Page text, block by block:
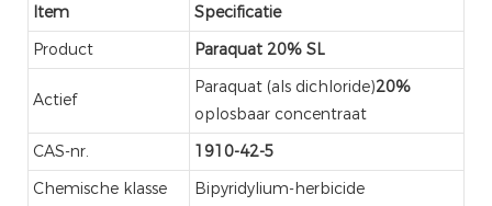
Item
Specificatie
Product
Paraquat 20% SL
Actief
Paraquat (als dichloride)20%
oplosbaar concentraat
CAS-nr.
1910-42-5
Chemische klasse
Bipyridylium-herbicide